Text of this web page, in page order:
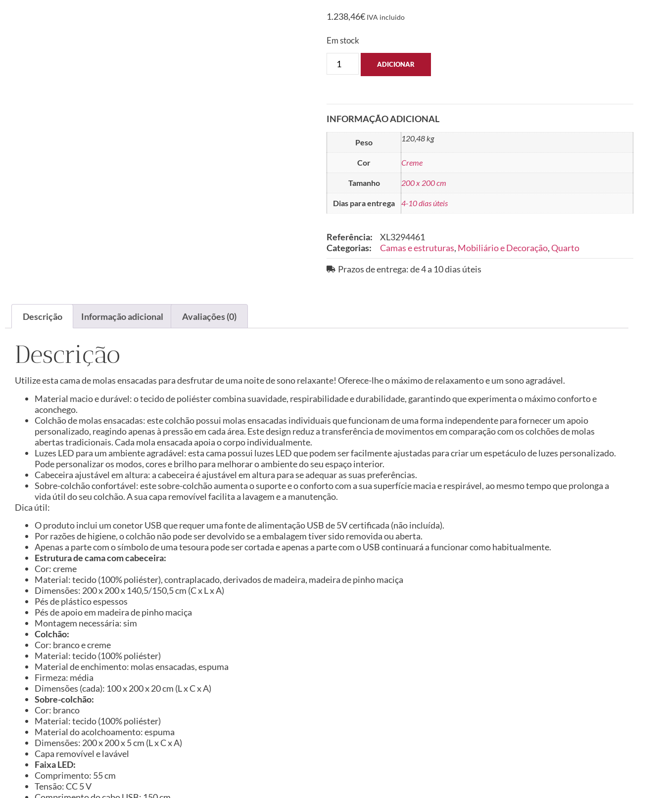
1.238,46€ IVA incluido
Em stock
ADICIONAR
INFORMAÇÃO ADICIONAL
Peso 120,48 kg
Cor Creme
Tamanho 200 x 200 cm
Dias para entrega 4-10 dias úteis
Referência:
XL3294461
Categorias:
Camas e estruturas, Mobiliário e Decoração,Quarto
Prazos de entrega: de 4 a 10 dias úteis
Descrição Informação adicional Avaliações (0)
Descrição
Utilize esta cama de molas ensacadas para desfrutar de uma noite de sono relaxante! Oferece-lhe o máximo de relaxamento e um sono agradável.
Material macio e durável: o tecido de poliéster combina suavidade, respirabilidade e durabilidade, garantindo que experimenta o máximo conforto e
aconchego.
Colchão de molas ensacadas: este colchão possui molas ensacadas individuais que funcionam de uma forma independente para fornecer um apoio
personalizado, reagindo apenas à pressão em cada área. Este design reduz a transferência de movimentos em comparação com os colchões de molas
abertas tradicionais. Cada mola ensacada apoia o corpo individualmente.
Luzes LED para um ambiente agradável: esta cama possui luzes LED que podem ser facilmente ajustadas para criar um espetáculo de luzes personalizado.
Pode personalizar os modos, cores e brilho para melhorar o ambiente do seu espaço interior.
Cabeceira ajustável em altura: a cabeceira é ajustável em altura para se adequar as suas preferências.
Sobre-colchão confortável: este sobre-colchão aumenta o suporte e o conforto com a sua superfície macia e respirável, ao mesmo tempo que prolonga a
vida útil do seu colchão. A sua capa removível facilita a lavagem e a manutenção.
Dica útil:
O produto inclui um conetor USB que requer uma fonte de alimentação USB de 5V certificada (não incluída).
Por razões de higiene, o colchão não pode ser devolvido se a embalagem tiver sido removida ou aberta.
Apenas a parte com o símbolo de uma tesoura pode ser cortada e apenas a parte com o USB continuará a funcionar como habitualmente.
Estrutura de cama com cabeceira:
Cor: creme
Material: tecido (100% poliéster), contraplacado, derivados de madeira, madeira de pinho maciça
Dimensões: 200 x 200 x 140,5/150,5 cm (C x L x A)
Pés de plástico espessos
Pés de apoio em madeira de pinho maciça
Montagem necessária: sim
Colchão:
Cor: branco e creme
Material: tecido (100% poliéster)
Material de enchimento: molas ensacadas, espuma
Firmeza: média
Dimensões (cada): 100 x 200 x 20 cm (L x C x A)
Sobre-colchão:
Cor: branco
Material: tecido (100% poliéster)
Material do acolchoamento: espuma
Dimensões: 200 x 200 x 5 cm (L x C x A)
Capa removível e lavável
Faixa LED:
Comprimento: 55 cm
Tensão: CC 5 V